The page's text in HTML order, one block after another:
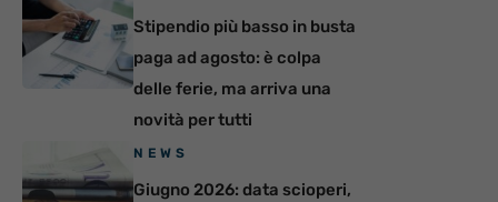
Stipendio più basso in busta
paga ad agosto: è colpa
delle ferie, ma arriva una
novità per tutti
NEWS
Giugno 2026: data scioperi,